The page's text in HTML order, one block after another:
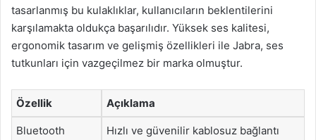
tasarlanmış bu kulaklıklar, kullanıcıların beklentilerini
karşılamakta oldukça başarılıdır. Yüksek ses kalitesi,
ergonomik tasarım ve gelişmiş özellikleri ile Jabra, ses
tutkunları için vazgeçilmez bir marka olmuştur.
Özellik Açıklama
Bluetooth
Hızlı ve güvenilir kablosuz bağlantı